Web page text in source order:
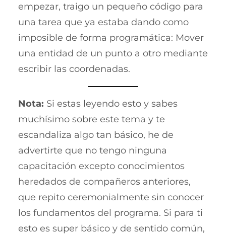
empezar, traigo un pequeño código para
una tarea que ya estaba dando como
imposible de forma programática: Mover
una entidad de un punto a otro mediante
escribir las coordenadas.
Nota: Si estas leyendo esto y sabes
muchísimo sobre este tema y te
escandaliza algo tan básico, he de
advertirte que no tengo ninguna
capacitación excepto conocimientos
heredados de compañeros anteriores,
que repito ceremonialmente sin conocer
los fundamentos del programa. Si para ti
esto es super básico y de sentido común,